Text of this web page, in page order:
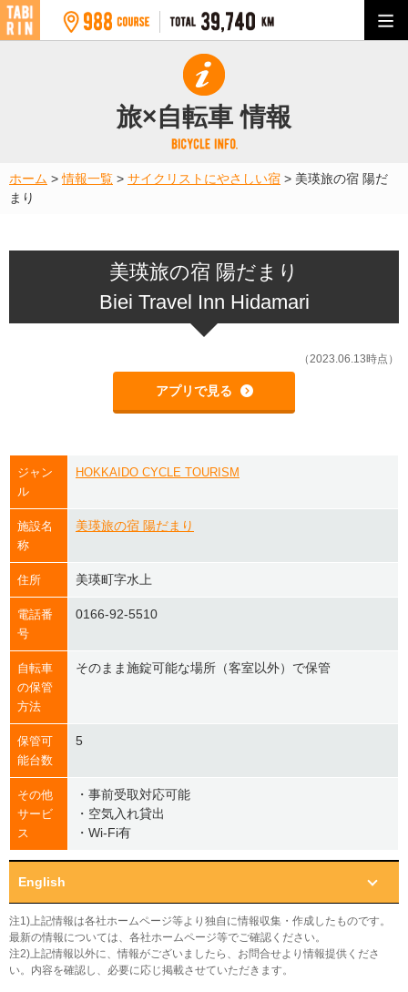
旅×自転車 情報
ホーム >情報一覧 > サイクリストにやさしい宿 > 美瑛旅の宿 陽だ
まり
美瑛旅の宿 陽だまり
Biei Travel Inn Hidamari
（2023.06.13時点）
アプリで見る
ジャン
ル
HOKKAIDO CYCLE TOURISM
施設名
称
美瑛旅の宿 陽だまり
住所 美瑛町字水上
電話番
号
0166-92-5510
自転車
の保管
方法
そのまま施錠可能な場所（客室以外）で保管
保管可
能台数
5
その他
サービ
ス
・事前受取対応可能
・空気入れ貸出
・Wi-Fi有
English
注1)上記情報は各社ホームページ等より独自に情報収集・作成したものです。
最新の情報については、各社ホームページ等でご確認ください。
注2)上記情報以外に、情報がございましたら、お問合せより情報提供くださ
い。内容を確認し、必要に応じ掲載させていただきます。